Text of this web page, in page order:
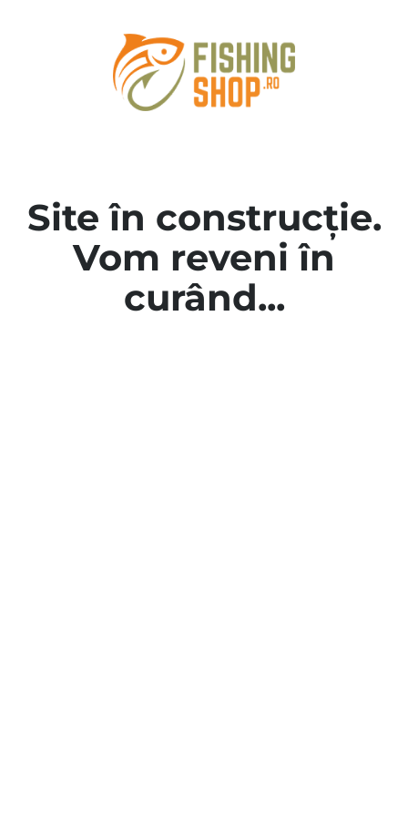
Site în construcție.
Vom reveni în
curând...